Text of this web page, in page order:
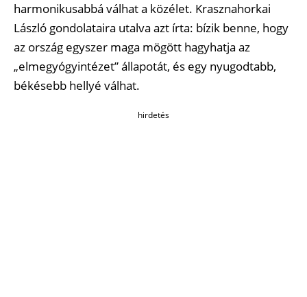
harmonikusabbá válhat a közélet. Krasznahorkai
László gondolataira utalva azt írta: bízik benne, hogy
az ország egyszer maga mögött hagyhatja az
„elmegyógyintézet” állapotát, és egy nyugodtabb,
békésebb hellyé válhat.
hirdetés